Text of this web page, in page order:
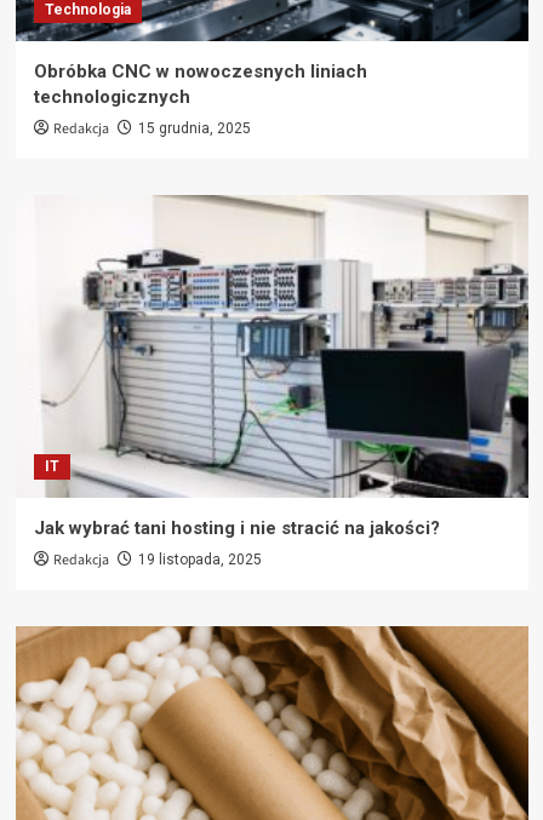
Technologia
Obróbka CNC w nowoczesnych liniach
technologicznych
Redakcja 15 grudnia, 2025
IT
Jak wybrać tani hosting i nie stracić na jakości?
Redakcja 19 listopada, 2025